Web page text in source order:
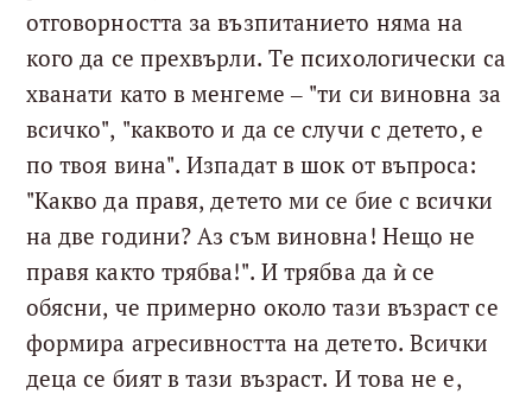
отговорността за възпитанието няма на
кого да се прехвърли. Те психологически са
хванати като в менгеме – "ти си виновна за
всичко", "каквото и да се случи с детето, е
по твоя вина". Изпадат в шок от въпроса:
"Какво да правя, детето ми се бие с всички
на две години? Аз съм виновна! Нещо не
правя както трябва!". И трябва да ѝ се
обясни, че примерно около тази възраст се
формира агресивността на детето. Всички
деца се бият в тази възраст. И това не е,